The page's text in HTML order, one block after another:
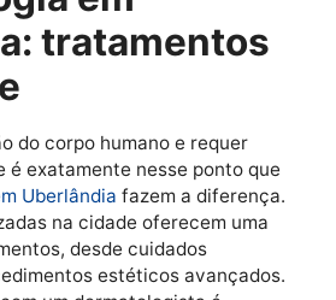
a saúde bucal na cidade
de tratamentos preventivos,
o controle de cáries, além de
como clareamento dental e
As clínicas odontológicas de
para atender pacientes
proporcionando um sorriso mais
a um atendimento